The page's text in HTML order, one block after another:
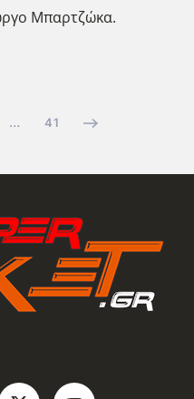
Μπαρτζώκα.
… 41